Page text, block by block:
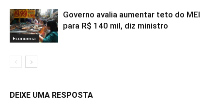
Economia
Governo avalia aumentar teto do MEI
para R$ 140 mil, diz ministro
DEIXE UMA RESPOSTA